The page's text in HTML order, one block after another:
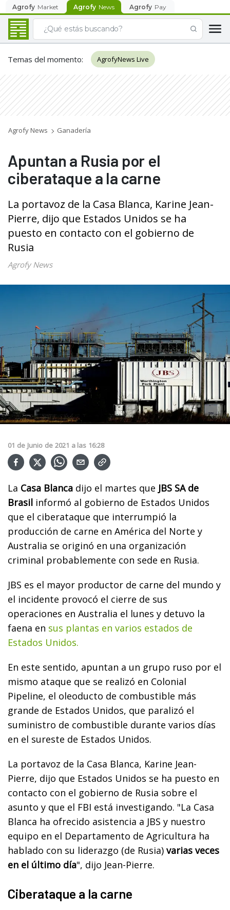
Agrofy Market Agrofy News Agrofy Pay
Temas del momento: AgrofyNews Live
Agrofy News Ganadería
Apuntan a Rusia por el
ciberataque a la carne
La portavoz de la Casa Blanca, Karine Jean-
Pierre, dijo que Estados Unidos se ha
puesto en contacto con el gobierno de
Rusia
Agrofy News
01 de Junio de 2021 a las 16:28
La Casa Blanca dijo el martes que JBS SA de
Brasil informó al gobierno de Estados Unidos
que el ciberataque que interrumpió la
producción de carne en América del Norte y
Australia se originó en una organización
criminal probablemente con sede en Rusia.
JBS es el mayor productor de carne del mundo y
el incidente provocó el cierre de sus
operaciones en Australia el lunes y detuvo la
faena en sus plantas en varios estados de
Estados Unidos.
En este sentido, apuntan a un grupo ruso por el
mismo ataque que se realizó en Colonial
Pipeline, el oleoducto de combustible más
grande de Estados Unidos, que paralizó el
suministro de combustible durante varios días
en el sureste de Estados Unidos.
La portavoz de la Casa Blanca, Karine Jean-
Pierre, dijo que Estados Unidos se ha puesto en
contacto con el gobierno de Rusia sobre el
asunto y que el FBI está investigando. "La Casa
Blanca ha ofrecido asistencia a JBS y nuestro
equipo en el Departamento de Agricultura ha
hablado con su liderazgo (de Rusia) varias veces
en el último día", dijo Jean-Pierre.
Ciberataque a la carne